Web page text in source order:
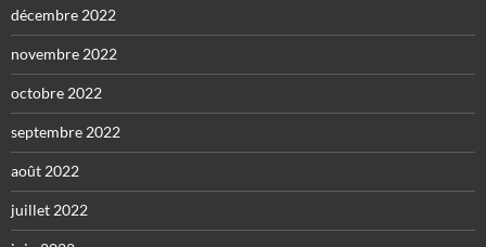
décembre 2022
novembre 2022
octobre 2022
septembre 2022
août 2022
juillet 2022